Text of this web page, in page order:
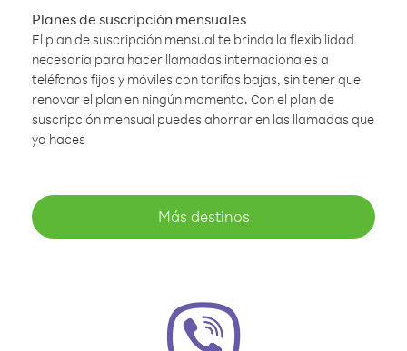
Planes de suscripción mensuales
El plan de suscripción mensual te brinda la flexibilidad
necesaria para hacer llamadas internacionales a
teléfonos fijos y móviles con tarifas bajas, sin tener que
renovar el plan en ningún momento. Con el plan de
suscripción mensual puedes ahorrar en las llamadas que
ya haces
Más destinos